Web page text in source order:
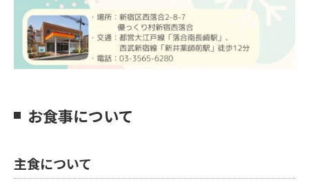
お食事について
主食について